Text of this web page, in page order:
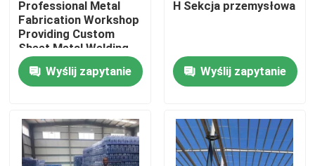
Do domu
Produkty
O nas
Professional Metal
Fabrication Workshop
Providing Custom
Sheet Metal Welding
Cutting and Assembly
Solutions for
Industrial
Wyślij zapytanie
H Sekcja przemysłowa
Wyślij zapytanie